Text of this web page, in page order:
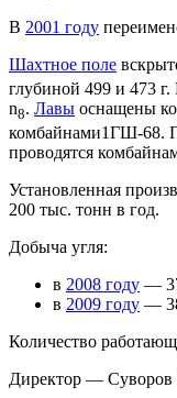
В 2001 году
Шахтное поле
глубиной 499 и 473
n8. Лавы оснащены
комбайнами1ГШ-68.
проводятся
Установленная
200 тыс. тонн в год.
Добыча угля:
в 2008 году —
в 2009 году —
Количество
Директор —